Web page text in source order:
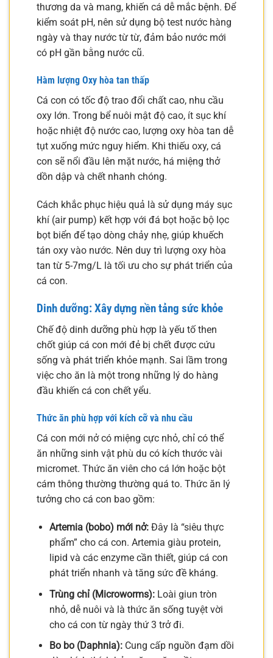
thương da và mang, khiến cá dễ mắc bệnh. Để
kiểm soát pH, nên sử dụng bộ test nước hàng
ngày và thay nước từ từ, đảm bảo nước mới
có pH gần bằng nước cũ.
Hàm lượng Oxy hòa tan thấp
Cá con có tốc độ trao đổi chất cao, nhu cầu
oxy lớn. Trong bể nuôi mật độ cao, ít sục khí
hoặc nhiệt độ nước cao, lượng oxy hòa tan dễ
tụt xuống mức nguy hiểm. Khi thiếu oxy, cá
con sẽ nổi đầu lên mặt nước, há miệng thở
dồn dập và chết nhanh chóng.
Cách khắc phục hiệu quả là sử dụng máy sục
khí (air pump) kết hợp với đá bọt hoặc bộ lọc
bọt biển để tạo dòng chảy nhẹ, giúp khuếch
tán oxy vào nước. Nên duy trì lượng oxy hòa
tan từ 5-7mg/L là tối ưu cho sự phát triển của
cá con.
Dinh dưỡng: Xây dựng nền tảng sức khỏe
Chế độ dinh dưỡng phù hợp là yếu tố then
chốt giúp cá con mới đẻ bị chết được cứu
sống và phát triển khỏe mạnh. Sai lầm trong
việc cho ăn là một trong những lý do hàng
đầu khiến cá con chết yểu.
Thức ăn phù hợp với kích cỡ và nhu cầu
Cá con mới nở có miệng cực nhỏ, chỉ có thể
ăn những sinh vật phù du có kích thước vài
micromet. Thức ăn viên cho cá lớn hoặc bột
cám thông thường thường quá to. Thức ăn lý
tưởng cho cá con bao gồm:
Artemia (bobo) mới nở:Đây là “siêu thực
phẩm” cho cá con. Artemia giàu protein,
lipid và các enzyme cần thiết, giúp cá con
phát triển nhanh và tăng sức đề kháng.
Trùng chỉ (Microworms):Loài giun tròn
nhỏ, dễ nuôi và là thức ăn sống tuyệt vời
cho cá con từ ngày thứ 3 trở đi.
Bo bo (Daphnia):Cung cấp nguồn đạm dồi